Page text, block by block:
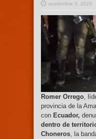
septiembre 5, 2025
Romer Orrego,
provincia de la
con Ecuador,
dentro de
Choneros, la